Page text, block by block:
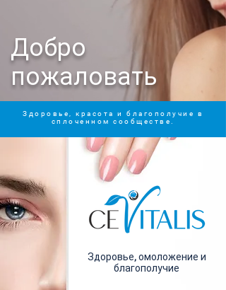
Добро
пожаловать
Здоровье, красота и благополучие в
сплоченном сообществе.
Здоровье, омоложение и
благополучие